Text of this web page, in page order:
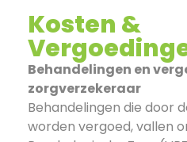
Kosten &
Behandelingen en
zorgverzekeraar
Behandelingen die door
worden vergoed, vallen